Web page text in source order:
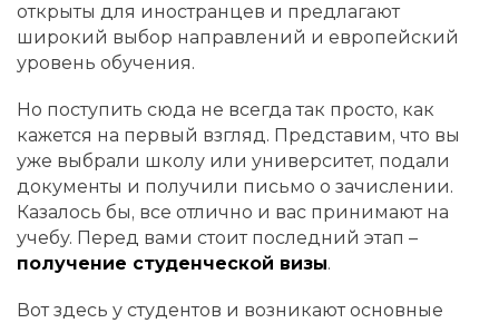
открыты для иностранцев и предлагают
широкий выбор направлений и европейский
уровень обучения.
Но поступить сюда не всегда так просто, как
кажется на первый взгляд. Представим, что вы
уже выбрали школу или университет, подали
документы и получили письмо о зачислении.
Казалось бы, все отлично и вас принимают на
учебу. Перед вами стоит последний этап –
получение студенческой визы.
Вот здесь у студентов и возникают основные